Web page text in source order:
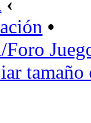
•
Foro
tamaño